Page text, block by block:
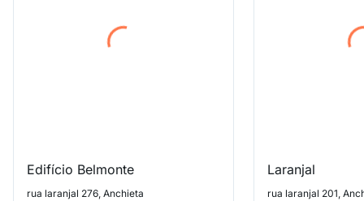
Edifício Belmonte
rua laranjal 276, Anchieta
Laranjal
rua laranjal 201,